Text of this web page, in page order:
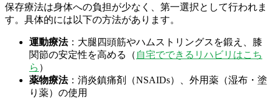
保存療法は身体への負担が少なく、第一選択として行われま
す。具体的には以下の方法があります。
運動療法：大腿四頭筋やハムストリングスを鍛え、膝
関節の安定性を高める（ 自宅でできるリハビリはこち
ら ）
薬物療法：消炎鎮痛剤（NSAIDs）、外用薬（湿布・塗
り薬）の使用